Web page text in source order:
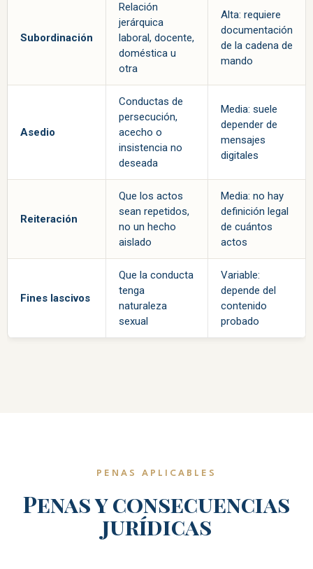
Subordinación
Relación
jerárquica
laboral, docente,
doméstica u
otra
Alta: requiere
documentación
de la cadena de
mando
Asedio
Conductas de
persecución,
acecho o
insistencia no
deseada
Media: suele
depender de
mensajes
digitales
Reiteración
Que los actos
sean repetidos,
no un hecho
aislado
Media: no hay
definición legal
de cuántos
actos
Fines lascivos
Que la conducta
tenga
naturaleza
sexual
Variable:
depende del
contenido
probado
PENAS APLICABLES
Penas y consecuencias
jurídicas